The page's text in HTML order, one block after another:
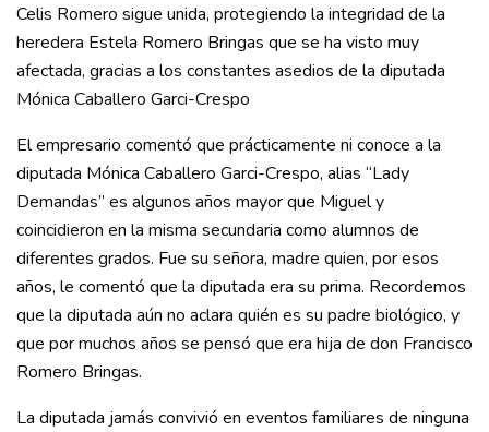
Celis Romero sigue unida, protegiendo la integridad de la
heredera Estela Romero Bringas que se ha visto muy
afectada, gracias a los constantes asedios de la diputada
Mónica Caballero Garci-Crespo
El empresario comentó que prácticamente ni conoce a la
diputada Mónica Caballero Garci-Crespo, alias “Lady
Demandas” es algunos años mayor que Miguel y
coincidieron en la misma secundaria como alumnos de
diferentes grados. Fue su señora, madre quien, por esos
años, le comentó que la diputada era su prima. Recordemos
que la diputada aún no aclara quién es su padre biológico, y
que por muchos años se pensó que era hija de don Francisco
Romero Bringas.
La diputada jamás convivió en eventos familiares de ninguna